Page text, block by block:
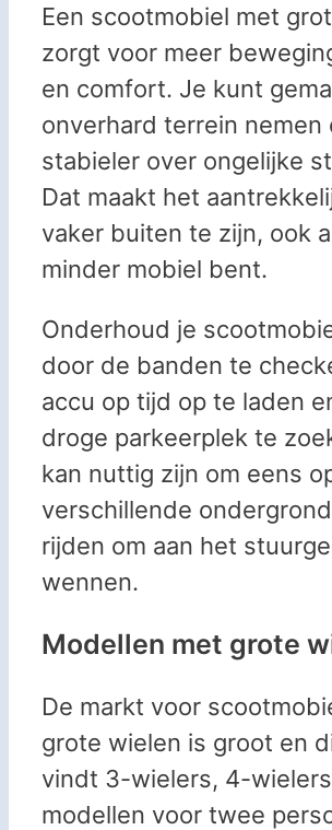
Een scootmobiel met
zorgt voor meer
en comfort. Je kunt
onverhard terrein nemen
stabieler over ongelijke
Dat maakt het
vaker buiten te zijn, ook
minder mobiel bent.
Onderhoud je
door de banden te
accu op tijd op te laden
droge parkeerplek te
kan nuttig zijn om eens
verschillende
rijden om aan het
wennen.
Modellen met grote
De markt voor
grote wielen is groot en
vindt 3-wielers, 4-
modellen voor twee